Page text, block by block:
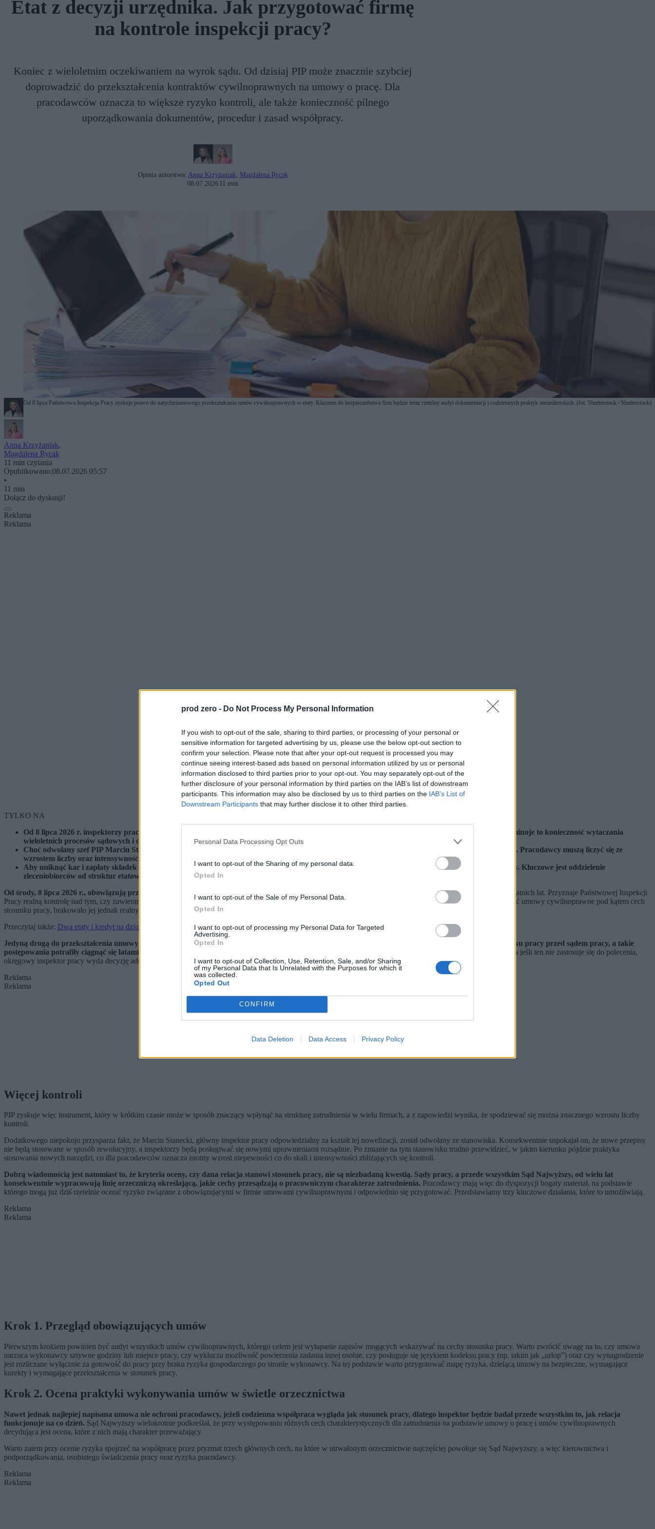
prod zero - Do Not Process My Personal Information
If you wish to opt-out of the sale, sharing to third parties, or processing of your personal or
sensitive information for targeted advertising by us, please use the below opt-out section to
confirm your selection. Please note that after your opt-out request is processed you may
continue seeing interest-based ads based on personal information utilized by us or personal
information disclosed to third parties prior to your opt-out. You may separately opt-out of the
further disclosure of your personal information by third parties on the IAB’s list of downstream
participants. This information may also be disclosed by us to third parties on the IAB’s List of
Downstream Participants that may further disclose it to other third parties.
Personal Data Processing Opt Outs
I want to opt-out of the Sharing of my personal data.
Opted In
I want to opt-out of the Sale of my Personal Data.
Opted In
I want to opt-out of processing my Personal Data for Targeted
Advertising.
Opted In
I want to opt-out of Collection, Use, Retention, Sale, and/or Sharing
of my Personal Data that Is Unrelated with the Purposes for which it
was collected.
Opted Out
CONFIRM
Data Deletion Data Access Privacy Policy
Etat z decyzji urzędnika. Jak przygotować firmę
na kontrole inspekcji pracy?
Koniec z wieloletnim oczekiwaniem na wyrok sądu. Od dzisiaj PIP może znacznie szybciej
doprowadzić do przekształcenia kontraktów cywilnoprawnych na umowy o pracę. Dla
pracodawców oznacza to większe ryzyko kontroli, ale także konieczność pilnego
uporządkowania dokumentów, procedur i zasad współpracy.
Opinia autorstwa: Anna Krzyżaniak
Magdalena Rycak
08.07.2026 11 min
Od 8 lipca Państwowa Inspekcja Pracy zyskuje prawo do natychmiastowego przekształcania umów cywilnoprawnych w etaty. Kluczem do bezpieczeństwa firm będzie teraz rzetelny audyt dokumentacji i codziennych praktyk menedżerskich. (fot. Shutterstock / Shutterstock)
Anna Krzyżaniak,
Magdalena Rycak
11 min czytania
Opublikowano:08.07.2026 05:57
•
11 min
Dołącz do dyskusji!
Reklama
Reklama
TYLKO NA
Od 8 lipca 2026 r. inspektorzy pracy mogą samodzielnie, drogą decyzji administracyjnej, przekształcać umowy cywilnoprawne w stosunek pracy. Eliminuje to konieczność wytaczania
wieloletnich procesów sądowych i diametralnie zwiększa ryzyko dla pracodawców stosujących tzw. „śmieciówki”.
Choć odwołany szef PIP Marcin Stanecki zapowiadał rozsądne i ewolucyjne wdrażanie nowych przepisów, jego nagłe odejście budzi niepokój biznesu. Pracodawcy muszą liczyć się ze
wzrostem liczby oraz intensywności kontroli, których kierunek jest obecnie trudny do przewidzenia.
Aby uniknąć kar i zapłaty składek ZUS do pięciu lat wstecz, firmy muszą natychmiast zweryfikować treść umów oraz codzienną praktykę współpracy. Kluczowe jest oddzielenie
zleceniobiorców od struktur etatowych, w tym zmiana kanałów komunikacji, adresów e-mail oraz procedur menedżerskich.
Od środy, 8 lipca 2026 r., obowiązują przepisy nowelizacji ustawy o Państwowej Inspekcji Pracy.
To jedna z najważniejszych zmian w polskim prawie pracy ostatnich lat. Przyznaje Państwowej Inspekcji
Pracy realną kontrolę nad tym, czy zawierane w firmach umowy cywilnoprawne nie ukrywają w istocie stosunku pracy. Dotychczas PIP miała wprawdzie prawo badać umowy cywilnoprawne pod kątem cech
stosunku pracy, brakowało jej jednak realnych narzędzi do wyciągania z tych ustaleń konsekwencji.
Przeczytaj także: Dwa etaty i kredyt na dziurę w ziemi. „Ludzie są wykończeni. Życie nam się wywróciło”
Jedyną drogą do przekształcenia umowy cywilnoprawnej w umowę o pracę było wytoczenie przez inspektora pracy powództwa o ustalenie istnienia stosunku pracy przed sądem pracy, a takie
postępowania potrafiły ciągnąć się latami.
Po wejściu w życie nowelizacji inspektor pracy będzie mógł wezwać pracodawcę do dobrowolnego usunięcia naruszeń, a jeśli ten nie zastosuje się do polecenia,
okręgowy inspektor pracy wyda decyzję administracyjną przekształcającą umowę cywilnoprawną w stosunek pracy.
Reklama
Reklama
Więcej kontroli
PIP zyskuje więc instrument, który w krótkim czasie może w sposób znaczący wpłynąć na strukturę zatrudnienia w wielu firmach, a z zapowiedzi wynika, że spodziewać się można znacznego wzrostu liczby
kontroli.
Dodatkowego niepokoju przysparza fakt, że Marcin Stanecki, główny inspektor pracy odpowiedzialny za kształt tej nowelizacji, został odwołany ze stanowiska. Konsekwentnie uspokajał on, że nowe przepisy
nie będą stosowane w sposób rewolucyjny, a inspektorzy będą posługiwać się nowymi uprawnieniami rozsądnie. Po zmianie na tym stanowisku trudno przewidzieć, w jakim kierunku pójdzie praktyka
stosowania nowych narzędzi, co dla pracodawców oznacza istotny wzrost niepewności co do skali i intensywności zbliżających się kontroli.
Dobrą wiadomością jest natomiast to, że kryteria oceny, czy dana relacja stanowi stosunek pracy, nie są niezbadaną kwestią. Sądy pracy, a przede wszystkim Sąd Najwyższy, od wielu lat
konsekwentnie wypracowują linię orzeczniczą określającą, jakie cechy przesądzają o pracowniczym charakterze zatrudnienia. Pracodawcy mają więc do dyspozycji bogaty materiał, na podstawie
którego mogą już dziś rzetelnie ocenić ryzyko związane z obowiązującymi w firmie umowami cywilnoprawnymi i odpowiednio się przygotować. Przedstawiamy trzy kluczowe działania, które to umożliwiają.
Reklama
Reklama
Krok 1. Przegląd obowiązujących umów
Pierwszym krokiem powinien być audyt wszystkich umów cywilnoprawnych, którego celem jest wyłapanie zapisów mogących wskazywać na cechy stosunku pracy. Warto zwrócić uwagę na to, czy umowa
narzuca wykonawcy sztywne godziny lub miejsce pracy, czy wyklucza możliwość powierzenia zadania innej osobie, czy posługuje się językiem kodeksu pracy (np. takim jak „urlop”) oraz czy wynagrodzenie
jest rozliczane wyłącznie za gotowość do pracy przy braku ryzyka gospodarczego po stronie wykonawcy. Na tej podstawie warto przygotować mapę ryzyka, dzielącą umowy na bezpieczne, wymagające
korekty i wymagające przekształcenia w stosunek pracy.
Krok 2. Ocena praktyki wykonywania umów w świetle orzecznictwa
Nawet jednak najlepiej napisana umowa nie ochroni pracodawcy, jeżeli codzienna współpraca wygląda jak stosunek pracy, dlatego inspektor będzie badał przede wszystkim to, jak relacja
funkcjonuje na co dzień. Sąd Najwyższy wielokrotnie podkreślał, że przy występowaniu różnych cech charakterystycznych dla zatrudnienia na podstawie umowy o pracę i umów cywilnoprawnych
decydująca jest ocena, które z nich mają charakter przeważający.
Warto zatem przy ocenie ryzyka spojrzeć na współpracę przez pryzmat trzech głównych cech, na które w utrwalonym orzecznictwie najczęściej powołuje się Sąd Najwyższy, a więc kierownictwa i
podporządkowania, osobistego świadczenia pracy oraz ryzyka pracodawcy.
Reklama
Reklama